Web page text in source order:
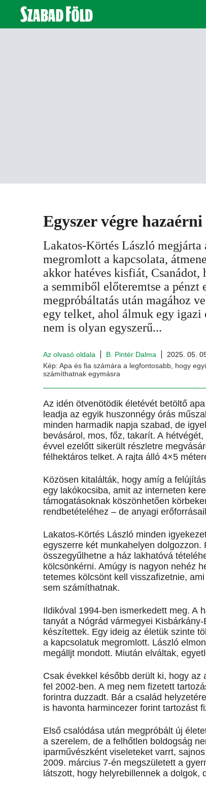
Egyszer végre hazaérni
Lakatos-Körtés László
megromlott a kapcsolata,
akkor hatéves kisfiát,
a semmiből előteremtse a pénzt
megpróbáltatás után magához
egy telket, ahol álmuk egy igazi
nem is olyan egyszerű...
Az olvasó oldala B. Pintér Dalma
2025. 05.
Kép: Apa és fia számára a legfontosabb, hogy
számíthatnak egymásra
Az idén ötvenötödik életévét betöltő
leadja az egyik huszonnégy órás
minden harmadik napja szabad, de
bevásárol, mos, főz, takarít. A
évvel ezelőtt sikerült részletre
félhektáros telket. A rajta álló 4×5
Közösen kitalálták, hogy amíg a
egy lakókocsiba, amit az interneten
támogatásoknak köszönhetően
rendbetételéhez – de anyagi
Lakatos-Körtés László minden
egyszerre két munkahelyen
összegyűlhetne a ház lakhatóvá
kölcsönkérni. Amúgy is nagyon nehéz
tetemes kölcsönt kell visszafizetnie,
sem számíthatnak.
Ildikóval 1994-ben ismerkedett meg. A
tanyát a Nógrád vármegyei
készítettek. Egy ideig az életük szinte
a kapcsolatuk megromlott. László
megálljt mondott. Miután elváltak,
Csak évekkel később derült ki, hogy
fel 2002-ben. A meg nem fizetett
forintra duzzadt. Bár a család
is havonta harmincezer forint tartozást
Első csalódása után megpróbált új
a szerelem, de a felhőtlen boldogság
iparművészként viseleteket varrt,
2009. március 7-én megszületett a
látszott, hogy helyrebillennek a